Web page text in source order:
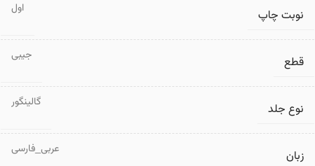
نوبت چاپ اول
قطع جیبی
نوع جلد گالینگور
زبان عربی_فارسی